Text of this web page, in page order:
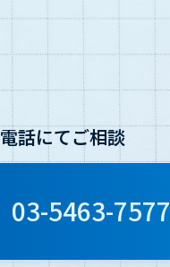
電話にてご相談
03-5463-7577